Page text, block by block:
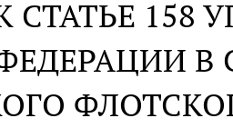
158
В